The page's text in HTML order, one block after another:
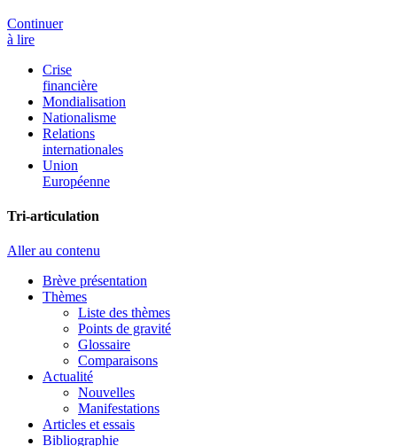
Continuer
à lire
Crise
financière
Mondialisation
Nationalisme
Relations
internationales
Union
Européenne
Tri-articulation
Aller au contenu
Brève présentation
Thèmes
Liste des thèmes
Points de gravité
Glossaire
Comparaisons
Actualité
Nouvelles
Manifestations
Articles et essais
Bibliographie